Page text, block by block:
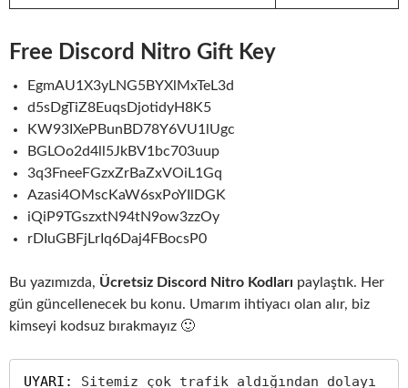
Free Discord Nitro Gift Key
EgmAU1X3yLNG5BYXlMxTeL3d
d5sDgTiZ8EuqsDjotidyH8K5
KW93IXePBunBD78Y6VU1lUgc
BGLOo2d4ll5JkBV1bc703uup
3q3FneeFGzxZrBaZxVOiL1Gq
Azasi4OMscKaW6sxPoYIlDGK
iQiP9TGszxtN94tN9ow3zzOy
rDIuGBFjLrIq6Daj4FBocsP0
Bu yazımızda, Ücretsiz Discord Nitro Kodları paylaştık. Her
gün güncellenecek bu konu. Umarım ihtiyacı olan alır, biz
kimseyi kodsuz bırakmayız 🙂
UYARI: Sitemiz çok trafik aldığından dolayı